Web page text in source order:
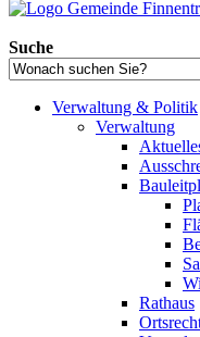
Suche
Verwaltung & Politik
Verwaltung
Rathaus